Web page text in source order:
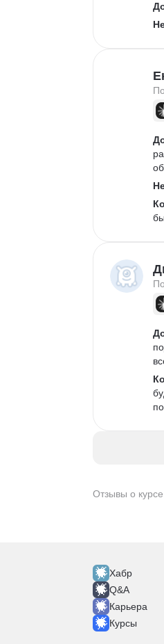
Отзывы о
Хабр
Q&A
Карьера
Курсы